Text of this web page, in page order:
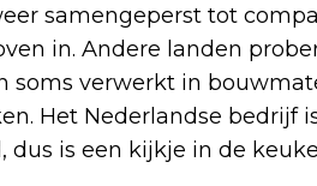
samengeperst tot
in. Andere landen
soms verwerkt in
Het Nederlandse bedrijf
dus is een kijkje in de